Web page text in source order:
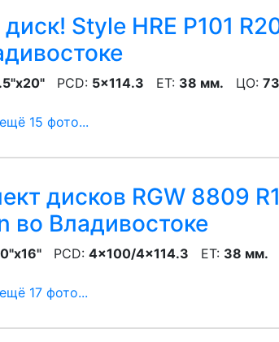
диск! Style HRE P101
PCD: 5x114.3 ET: 38 мм. ЦО:
15 фото...
дисков RGW 8809
во Владивостоке
PCD: 4x100/4x114.3 ET: 38 мм.
17 фото...